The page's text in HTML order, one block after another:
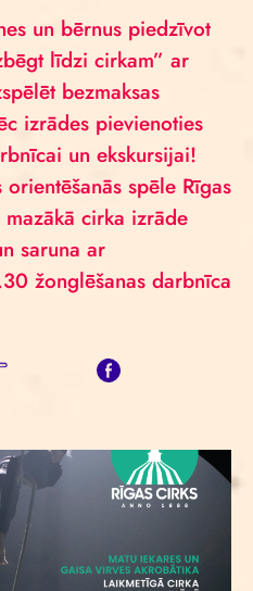
un bērnus piedzīvot
līdzi cirkam” ar
bezmaksas
izrādes pievienoties
un ekskursijai!
spēle Rīgas
cirka izrāde
saruna ar
žonglēšanas darbnīca